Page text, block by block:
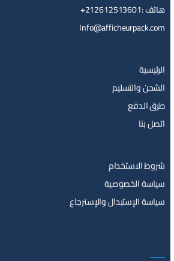
هاتف :212612513601+
Info@afficheurpack.com
الرئيسية
الشحن والتسليم
طرق الدفع
اتصل بنا
شروط الاستخدام
سياسة الخصوصية
سياسة الإستبدال والإسترجاع